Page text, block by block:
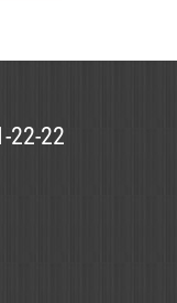
22-22